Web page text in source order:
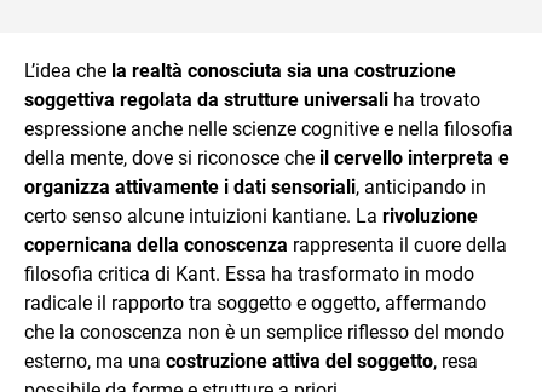
L’idea che la realtà conosciuta sia una costruzione
soggettiva regolata da strutture universali ha trovato
espressione anche nelle scienze cognitive e nella filosofia
della mente, dove si riconosce che il cervello interpreta e
organizza attivamente i dati sensoriali, anticipando in
certo senso alcune intuizioni kantiane. La rivoluzione
copernicana della conoscenza rappresenta il cuore della
filosofia critica di Kant. Essa ha trasformato in modo
radicale il rapporto tra soggetto e oggetto, affermando
che la conoscenza non è un semplice riflesso del mondo
esterno, ma una costruzione attiva del soggetto, resa